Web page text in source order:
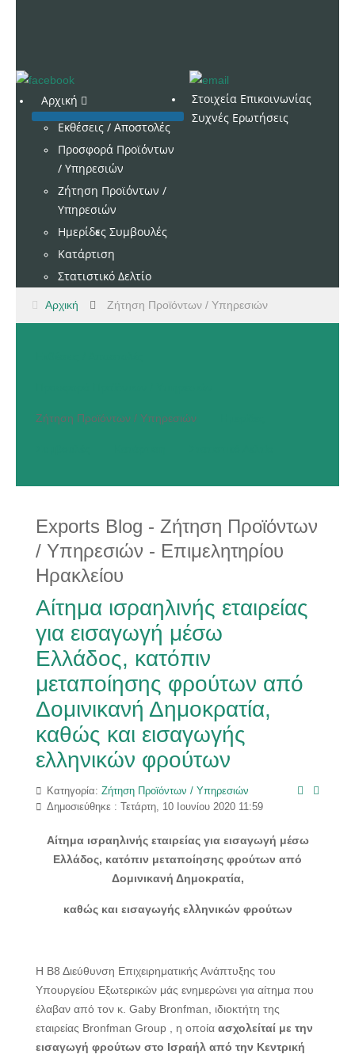
Αρχική
Εκθέσεις / Αποστολές
Προσφορά Προϊόντων
/ Υπηρεσιών
Ζήτηση Προϊόντων /
Υπηρεσιών
Ημερίδες Συμβουλές
Κατάρτιση
Στατιστικό Δελτίο
Στοιχεία Επικοινωνίας
Συχνές Ερωτήσεις
Αρχική Ζήτηση Προϊόντων / Υπηρεσιών
Ζήτηση Προϊόντων / Υπηρεσιών
Exports Blog - Ζήτηση Προϊόντων
/ Υπηρεσιών - Επιμελητηρίου
Ηρακλείου
Αίτημα ισραηλινής εταιρείας
για εισαγωγή μέσω
Ελλάδος, κατόπιν
μεταποίησης φρούτων από
Δομινικανή Δημοκρατία,
καθώς και εισαγωγής
ελληνικών φρούτων
Κατηγορία: Ζήτηση Προϊόντων / Υπηρεσιών
Δημοσιεύθηκε : Τετάρτη, 10 Ιουνίου 2020 11:59
Αίτημα ισραηλινής εταιρείας για εισαγωγή μέσω
Ελλάδος, κατόπιν μεταποίησης φρούτων από
Δομινικανή Δημοκρατία,
καθώς και εισαγωγής ελληνικών φρούτων
H Β8 Διεύθυνση Επιχειρηματικής Ανάπτυξης του
Υπουργείου Εξωτερικών μάς ενημερώνει για αίτημα που
έλαβαν από τον κ. Gaby Bronfman, ιδιοκτήτη της
εταιρείας Bronfman Group , η οποία ασχολείταί με την
εισαγωγή φρούτων στο Ισραήλ από την Κεντρική